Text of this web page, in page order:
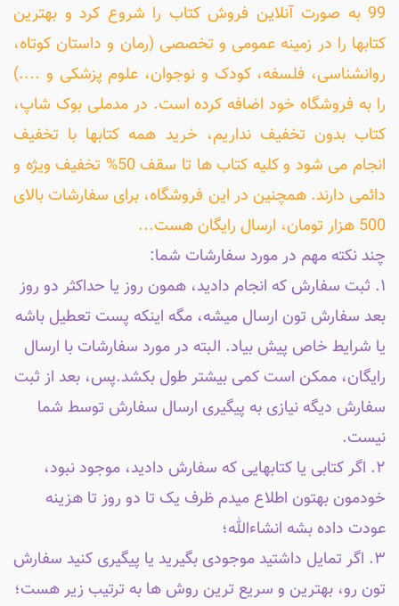
99 به صورت آنلاین فروش کتاب را شروع کرد و بهترین
کتابها را در زمینه عمومی و تخصصی (رمان و داستان کوتاه،
روانشناسی، فلسفه، کودک و نوجوان، علوم پزشکی و ....)
را به فروشگاه خود اضافه کرده است. در مدملی بوک شاپ،
کتاب بدون تخفیف نداریم، خرید همه کتابها با تخفیف
انجام می شود و کلیه کتاب ها تا سقف 50% تخفیف ویژه و
دائمی دارند. همچنین در این فروشگاه، برای سفارشات بالای
500 هزار تومان، ارسال رایگان هست...
چند نکته مهم در مورد سفارشات شما:
۱. ثبت سفارش که انجام دادید، همون روز یا حداکثر دو روز
بعد سفارش تون ارسال میشه، مگه اینکه پست تعطیل باشه
یا شرایط خاص پیش بیاد. البته در مورد سفارشات با ارسال
رایگان، ممکن است کمی بیشتر طول بکشد.پس، بعد از ثبت
سفارش دیگه نیازی به پیگیری ارسال سفارش توسط شما
نیست.
۲. اگر کتابی یا کتابهایی که سفارش دادید، موجود نبود،
خودمون بهتون اطلاع میدم ظرف یک تا دو روز تا هزینه
عودت داده بشه انشاءالله؛
۳. اگر تمایل داشتید موجودی بگیرید یا پیگیری کنید سفارش
تون رو، بهترین و سریع ترین روش ها به ترتیب زیر هست؛